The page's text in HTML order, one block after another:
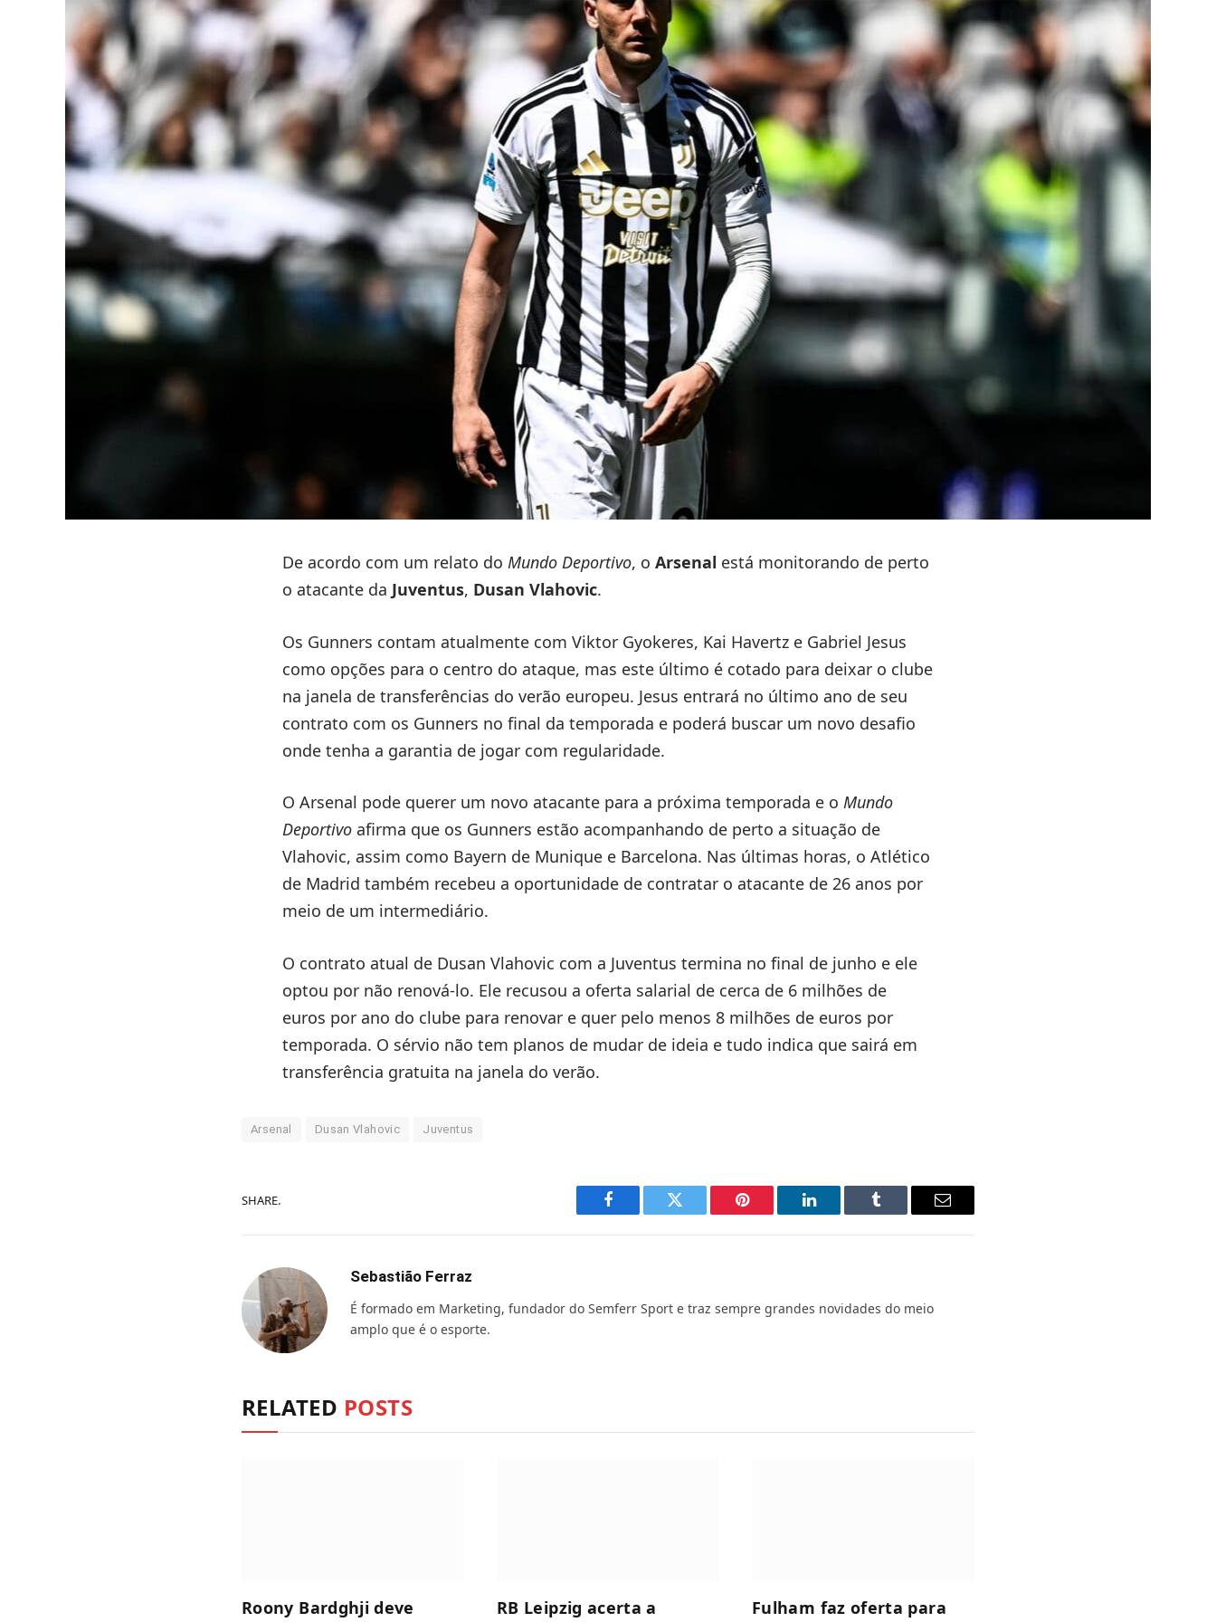
De acordo com um relato do Mundo Deportivo, o Arsenal está monitorando de perto
o atacante da Juventus, Dusan Vlahovic.
Os Gunners contam atualmente com Viktor Gyokeres, Kai Havertz e Gabriel Jesus
como opções para o centro do ataque, mas este último é cotado para deixar o clube
na janela de transferências do verão europeu. Jesus entrará no último ano de seu
contrato com os Gunners no final da temporada e poderá buscar um novo desafio
onde tenha a garantia de jogar com regularidade.
O Arsenal pode querer um novo atacante para a próxima temporada e o Mundo
Deportivo afirma que os Gunners estão acompanhando de perto a situação de
Vlahovic, assim como Bayern de Munique e Barcelona. Nas últimas horas, o Atlético
de Madrid também recebeu a oportunidade de contratar o atacante de 26 anos por
meio de um intermediário.
O contrato atual de Dusan Vlahovic com a Juventus termina no final de junho e ele
optou por não renová-lo. Ele recusou a oferta salarial de cerca de 6 milhões de
euros por ano do clube para renovar e quer pelo menos 8 milhões de euros por
temporada. O sérvio não tem planos de mudar de ideia e tudo indica que sairá em
transferência gratuita na janela do verão.
Arsenal Dusan Vlahovic Juventus
SHARE.
Facebook Twitter Pinterest LinkedIn Tumblr Email
Sebastião Ferraz
É formado em Marketing, fundador do Semferr Sport e traz sempre grandes novidades do meio
amplo que é o esporte.
RELATED POSTS
Roony Bardghji deve
RB Leipzig acerta a
Fulham faz oferta para